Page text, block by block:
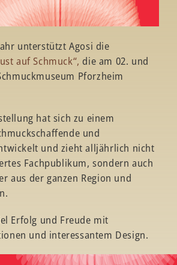
unterstützt Agosi die
auf Schmuck“,die am 02. und
Pforzheim
hat sich zu einem
und
und zieht alljährlich nicht
Fachpublikum, sondern auch
aus der ganzen Region und
Erfolg und Freude mit
und interessantem Design.